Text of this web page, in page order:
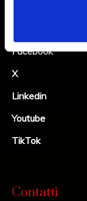
Facebook
X
Linkedin
Youtube
TikTok
Contatti